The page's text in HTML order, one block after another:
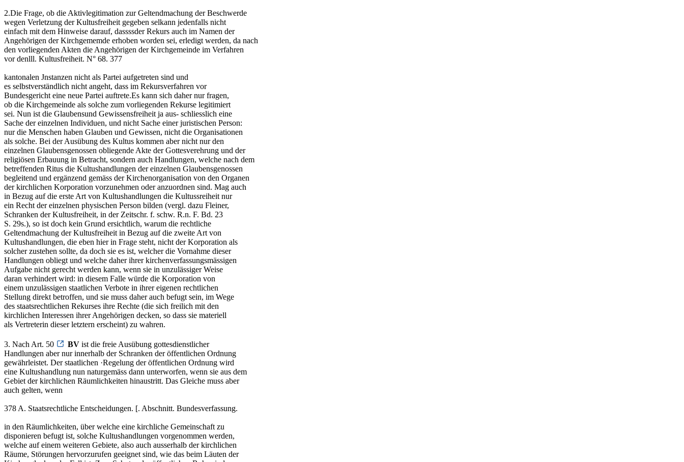
2.Die Frage, ob die Aktivlegitimation zur Geltendmachung der Beschwerde
wegen Verletzung der Kultusfreiheit gegeben selkann jedenfalls nicht
einfach mit dem Hinweise darauf, dassssder Rekurs auch im Namen der
Angehörigen der Kirchgememde erhoben worden sei, erledigt werden, da nach
den vorliegenden Akten die Angehörigen der Kirchgemeinde im Verfahren
vor denlll. Kultusfreiheit. N° 68. 377
kantonalen Jnstanzen nicht als Partei aufgetreten sind und
es selbstverständlich nicht angeht, dass im Rekursverfahren vor
Bundesgericht eine neue Partei auftrete.Es kann sich daher nur fragen,
ob die Kirchgemeinde als solche zum vorliegenden Rekurse legitimiert
sei. Nun ist die Glaubensund Gewissensfreiheit ja aus- schliesslich eine
Sache der einzelnen Individuen, und nicht Sache einer juristischen Person:
nur die Menschen haben Glauben und Gewissen, nicht die Organisationen
als solche. Bei der Ausübung des Kultus kommen aber nicht nur den
einzelnen Glaubensgenossen obliegende Akte der Gottesverehrung und der
religiösen Erbauung in Betracht, sondern auch Handlungen, welche nach dem
betreffenden Ritus die Kultushandlungen der einzelnen Glaubensgenossen
begleitend und ergänzend gemäss der Kirchenorganisation von den Organen
der kirchlichen Korporation vorzunehmen oder anzuordnen sind. Mag auch
in Bezug auf die erste Art von Kultushandlungen die Kultussreiheit nur
ein Recht der einzelnen physischen Person bilden (vergl. dazu Fleiner,
Schranken der Kultusfreiheit, in der Zeitschr. f. schw. R.n. F. Bd. 23
S. 29s.), so ist doch kein Grund ersichtlich, warum die rechtliche
Geltendmachung der Kultusfreiheit in Bezug auf die zweite Art von
Kultushandlungen, die eben hier in Frage steht, nicht der Korporation als
solcher zustehen sollte, da doch sie es ist, welcher die Vornahme dieser
Handlungen obliegt und welche daher ihrer kirchenverfassungsmässigen
Aufgabe nicht gerecht werden kann, wenn sie in unzulässiger Weise
daran verhindert wird: in diesem Falle würde die Korporation von
einem unzulässigen staatlichen Verbote in ihrer eigenen rechtlichen
Stellung direkt betroffen, und sie muss daher auch befugt sein, im Wege
des staatsrechtlichen Rekurses ihre Rechte (die sich freilich mit den
kirchlichen Interessen ihrer Angehörigen decken, so dass sie materiell
als Vertreterin dieser letztern erscheint) zu wahren.
3. Nach Art. 50 BV ist die freie Ausübung gottesdienstlicher
Handlungen aber nur innerhalb der Schranken der öffentlichen Ordnung
gewährleistet. Der staatlichen ·Regelung der öffentlichen Ordnung wird
eine Kultushandlung nun naturgemäss dann unterworfen, wenn sie aus dem
Gebiet der kirchlichen Räumlichkeiten hinaustritt. Das Gleiche muss aber
auch gelten, wenn
378 A. Staatsrechtliche Entscheidungen. [. Abschnitt. Bundesverfassung.
in den Räumlichkeiten, über welche eine kirchliche Gemeinschaft zu
disponieren befugt ist, solche Kultushandlungen vorgenommen werden,
welche auf einem weiteren Gebiete, also auch ausserhalb der kirchlichen
Räume, Störungen hervorzurufen geeignet sind, wie das beim Läuten der